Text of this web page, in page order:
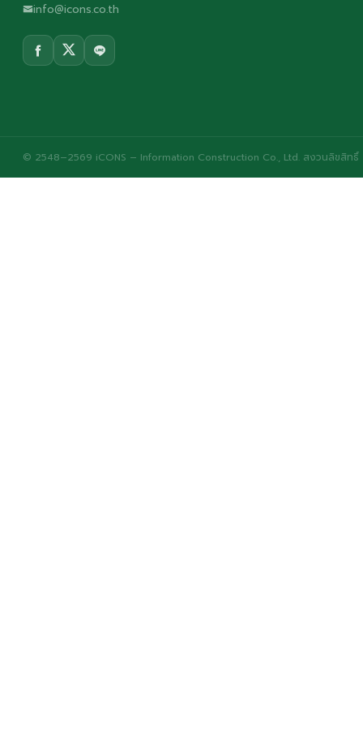
info@icons.co.th
© 2548–2569 iCONS – Information Construction Co., Ltd. สงวนลิขสิทธิ์